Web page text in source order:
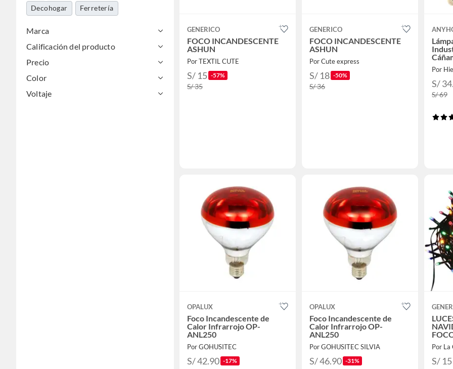
Decohogar Ferretería
Marca
Calificación del producto
Precio
Color
Voltaje
GENERICO
FOCO INCANDESCENTE
ASHUN
Por TEXTIL CUTE
S/ 15 -57%
S/ 35
GENERICO
FOCO INCANDESCENTE
ASHUN
Por Cute express
S/ 18 -50%
S/ 36
Por
S/
S/ 69
OPALUX
Foco Incandescente de
Calor Infrarrojo OP-
ANL250
Por GOHUSITEC
S/ 42.90 -17%
OPALUX
Foco Incandescente de
Calor Infrarrojo OP-
ANL250
Por GOHUSITEC SILVIA
S/ 46.90 -31%
Por La
S/ 15